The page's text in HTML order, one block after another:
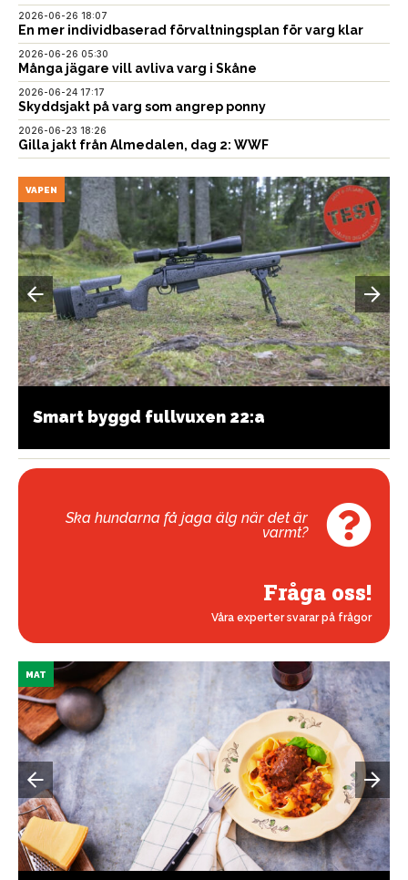
2026-06-26 18:07
En mer individbaserad förvaltningsplan för varg klar
2026-06-26 05:30
Många jägare vill avliva varg i Skåne
2026-06-24 17:17
Skyddsjakt på varg som angrep ponny
2026-06-23 18:26
Gilla jakt från Almedalen, dag 2: WWF
VAPEN
Smart byggd fullvuxen 22:a
Ska hundarna få jaga älg när det är
varmt?
Fråga oss!
Våra experter svarar på frågor
MAT